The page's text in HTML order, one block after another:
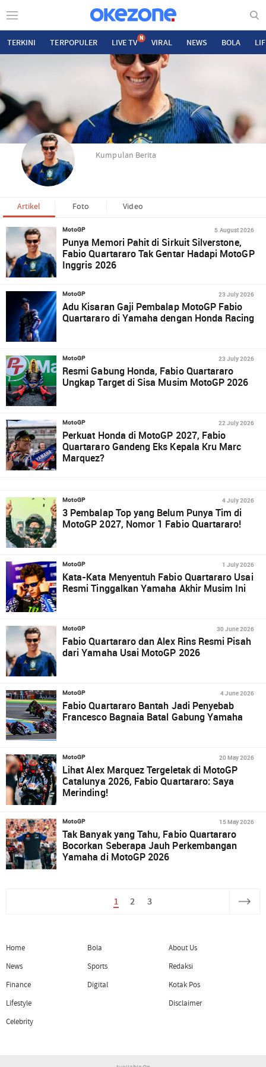
TERKINI TERPOPULER LIVE TV N VIRAL NEWS BOLA
Kumpulan Berita
Artikel Foto Video
MotoGP 5 August 2026
Punya Memori Pahit di Sirkuit Silverstone,
Fabio Quartararo Tak Gentar Hadapi MotoGP
Inggris 2026
MotoGP 23 July 2026
Adu Kisaran Gaji Pembalap MotoGP Fabio
Quartararo di Yamaha dengan Honda Racing
MotoGP 23 July 2026
Resmi Gabung Honda, Fabio Quartararo
Ungkap Target di Sisa Musim MotoGP 2026
MotoGP 22 July 2026
Perkuat Honda di MotoGP 2027, Fabio
Quartararo Gandeng Eks Kepala Kru Marc
Marquez?
MotoGP 4 July 2026
3 Pembalap Top yang Belum Punya Tim di
MotoGP 2027, Nomor 1 Fabio Quartararo!
MotoGP 1 July 2026
Kata-Kata Menyentuh Fabio Quartararo Usai
Resmi Tinggalkan Yamaha Akhir Musim Ini
MotoGP 30 June 2026
Fabio Quartararo dan Alex Rins Resmi Pisah
dari Yamaha Usai MotoGP 2026
MotoGP 4 June 2026
Fabio Quartararo Bantah Jadi Penyebab
Francesco Bagnaia Batal Gabung Yamaha
MotoGP 20 May 2026
Lihat Alex Marquez Tergeletak di MotoGP
Catalunya 2026, Fabio Quartararo: Saya
Merinding!
MotoGP 15 May 2026
Tak Banyak yang Tahu, Fabio Quartararo
Bocorkan Seberapa Jauh Perkembangan
Yamaha di MotoGP 2026
1 2 3
Home
News
Finance
Lifestyle
Celebrity
Bola
Sports
Digital
About Us
Redaksi
Kotak Pos
Disclaimer